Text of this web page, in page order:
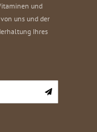
und
uns und der
Ihres